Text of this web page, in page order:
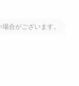
合がございます。